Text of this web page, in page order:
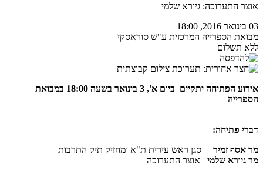
אוצר התערוכה: גיורא שלמי
03 בינואר 2016, 18:00
מבואת הספרייה המרכזית ע"ש סוראסקי
ללא תשלום
אירוע הפתיחה יתקיים ביום א', 3 בינואר בשעה 18:00
במבואת
הספרייה
דברי פתיחה:
מר אסף זמיר סגן ראש עירית ת"א ומחזיק תיק התרבות
מר גיורא שלמי אוצר התערוכה